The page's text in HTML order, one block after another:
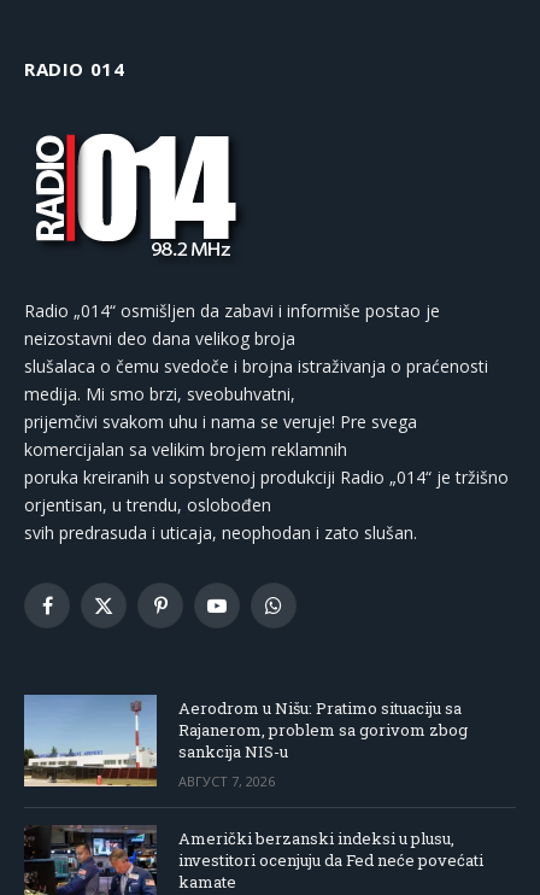
RADIO 014
Radio „014“ osmišljen da zabavi i informiše postao je
neizostavni deo dana velikog broja
slušalaca o čemu svedoče i brojna istraživanja o praćenosti
medija. Mi smo brzi, sveobuhvatni,
prijemčivi svakom uhu i nama se veruje! Pre svega
komercijalan sa velikim brojem reklamnih
poruka kreiranih u sopstvenoj produkciji Radio „014“ je tržišno
orjentisan, u trendu, oslobođen
svih predrasuda i uticaja, neophodan i zato slušan.
Facebook
X
PinterestYouTubeWhatsApp
Aerodrom u Nišu: Pratimo situaciju sa
Rajanerom, problem sa gorivom zbog
sankcija NIS-u
АВГУСТ 7, 2026
Američki berzanski indeksi u plusu,
investitori ocenjuju da Fed neće povećati
kamate